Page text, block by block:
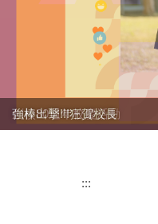
創校80週年校慶活動
強棒出擊!!!狂賀校長
:::